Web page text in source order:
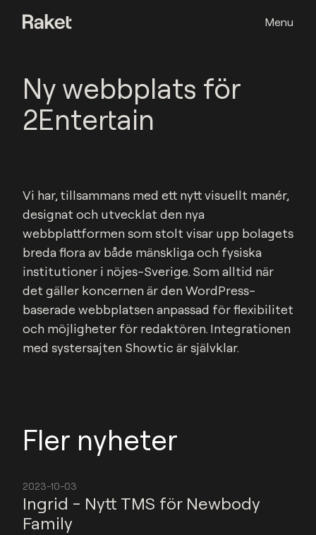
Menu
Ny webbplats för
2Entertain
Vi har, tillsammans med ett nytt visuellt manér,
designat och utvecklat den nya
webbplattformen som stolt visar upp bolagets
breda flora av både mänskliga och fysiska
institutioner i nöjes-Sverige. Som alltid när
det gäller koncernen är den WordPress-
baserade webbplatsen anpassad för flexibilitet
och möjligheter för redaktören. Integrationen
med systersajten Showtic är självklar.
Fler nyheter
2023-10-03
Ingrid - Nytt TMS för Newbody
Family